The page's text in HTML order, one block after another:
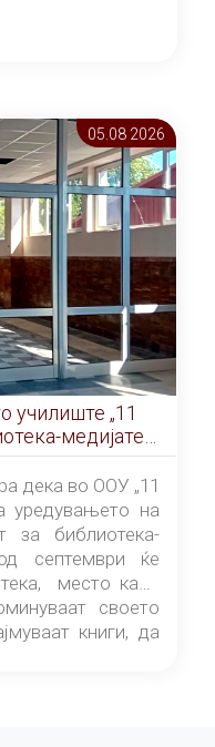
05.08 2026
училиште „11
медијатека
дека во ООУ „11
уредувањето на
за библиотека-
септември ќе
место каде
своето
книги, да